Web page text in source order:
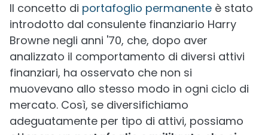
Il concetto di portafoglio permanente è stato
introdotto dal consulente finanziario Harry
Browne negli anni '70, che, dopo aver
analizzato il comportamento di diversi attivi
finanziari, ha osservato che non si
muovevano allo stesso modo in ogni ciclo di
mercato. Così, se diversifichiamo
adeguatamente per tipo di attivi, possiamo